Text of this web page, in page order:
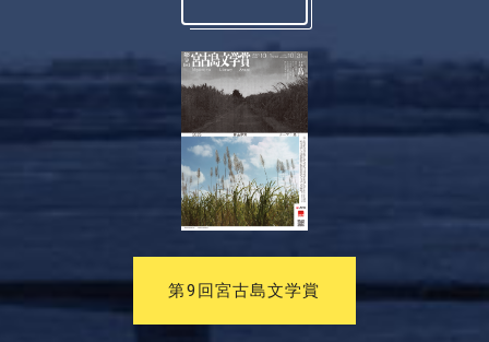
第9回宮古島文学賞